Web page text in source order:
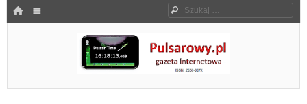
HOME Szukaj
Pulsarowy.pl